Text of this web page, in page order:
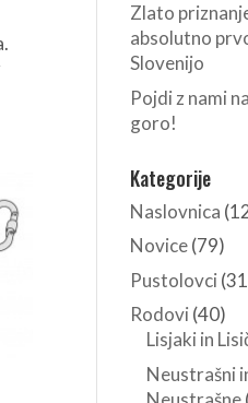
Zlato
absolutno
Slovenijo
Pojdi z nami
goro!
Kategorije
Naslovnica
Novice(79)
Pustolovci
Rodovi (40)
Lisjaki in
Neustrašni